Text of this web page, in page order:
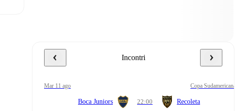
Incontri
mar 11 ago Copa Sudamericana
Boca Juniors 22:00 Recoleta